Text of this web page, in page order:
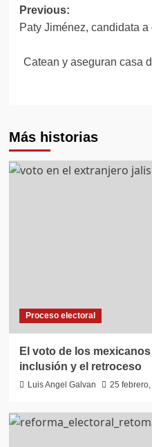
Post
navigation
Previous:
Paty Jiménez, candidata
Catean y aseguran casa
Más historias
Proceso electoral
El voto de los
inclusión y el retroceso
Luis Angel Galvan 25